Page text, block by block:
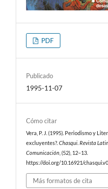
PDF
Publicado
1995-11-07
Cómo citar
Vera, P. J. (1995). Periodismo y
excluyentes?.Chasqui. Revista
Comunicación , (52), 12–13.
https://doi.org/10.16921/
Más formatos de cita